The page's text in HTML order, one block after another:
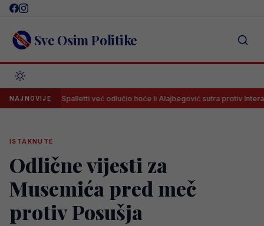
Skip
content Sve Osim Politike
NAJNOVIJESpalletti već odlučio hoće li Alajbegović sutra protiv Intera igrati
ISTAKNUTE
Odlične vijesti za
Musemića pred meč
protiv Posušja